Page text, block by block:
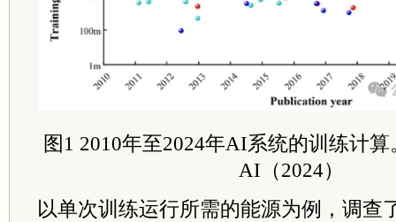
图1 2010年至2024年AI系统的训练计
AI（2024）
以单次训练运行所需的能源为例，调查